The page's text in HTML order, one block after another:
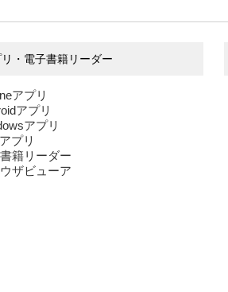
・電子書籍リーダー
アプリ
アプリ
アプリ
プリ
籍リーダー
ザビューア